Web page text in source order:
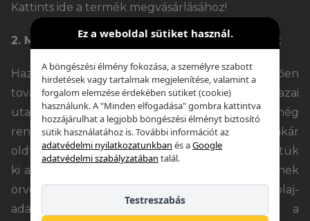
Kattints ide a termék megvásárlásához!
2. METABOND OLD SPEZIAL motorolaj-adalék
Hazánkban a lakosság nagy része jellemzően
továbbra is a használtautót vásárol. Jelenleg a hazai
utakon jelen lévő autók átlagéletkora 14 év, de még
rendszeresen találkozhatunk idős, kopott vagy akár
oldtimer járművekkel is. Éppen ezért fejlesztettük
ki a mára már elképesztően nagy népszerűségnek
örvendő Metabond OLD SPEZIAL motorolaj-
adalékot, amely kifejezetten azokhoz a
Ez a weboldal sütiket használ.
A böngészési élmény fokozása, a személyre szabott
hirdetések vagy tartalmak megjelenítése, valamint a
forgalom elemzése érdekében sütiket (cookie)
használunk. A "Minden elfogadása" gombra kattintva
hozzájárulhat a legjobb böngészési élményt biztosító
sütik használatához is. További információt az
adatvédelmi nyilatkozatunkban és aGoogle
adatvédelmi szabályzatában talál.
Testreszabás